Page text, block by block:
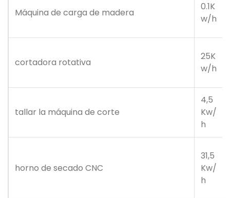
Máquina de carga de madera
0.1K
w/h
cortadora rotativa
25K
w/h
tallar la máquina de corte
4,5
Kw/
h
horno de secado CNC
31,5
Kw/
h